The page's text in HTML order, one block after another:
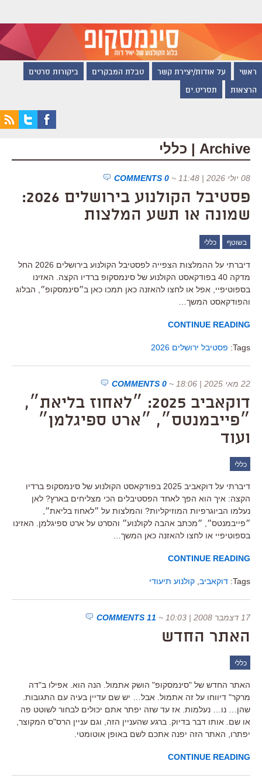
ראשי על אודות/יצירת קשר טבלת המבקרים ביקורות סרטים
הרצאות תסריט.ים
Archive | כללי
08 יולי 2026 | 11:48 ~
0 COMMENTS
פסטיבל הקולנוע בירושלים 2026:
שמונה או תשע המלצות
בשוטף כללי
דיברתי על ההמלצות הצפייה לפסטיבל הקולנוע בירושלים 2026 החל
מדקה 40 בפודקאסט הקולנוע של סינמסקופ ברדיו הקצה. האזינו
בספוטיפיי, אפל או לחצו להאזנה כאן תמכו כאן ב״סינמסקופ״, הבלוג
והפודקאסט המשך…
CONTINUE READING
Tags: פסטיבל ירושלים 2026
22 מאי 2025 | 18:06 ~
0 COMMENTS
דוקאביב 2025: ״לאחוז בליאת״,
״פייבמנטס״, ״ארט ספיגלמן״
ועוד
כללי
דיברתי על דוקאביב 2025 בפודקאסט הקולנוע של סינמסקופ ברדיו
הקצה: איך הוא הפך לאחד הפסטיבלים הכי מצליחים בארץ? לאן
נעלמו הביוגרפיות המוזיקליות? והמלצות על ״לאחוז בליאת״,
״פייבמנטס״, ״מכתב אהבה לקולנוע״ והסרט על ארט ספיגלמן. האזינו
בספוטיפיי או לחצו להאזנה כאן המשך…
CONTINUE READING
Tags: דוקאביב קולנוע תיעודי
17 דצמבר 2008 | 10:03 ~
11 COMMENTS
האתר החדש
כללי
האתר החדש של "סינמסקופ" הושק אתמול. הנה הוא. אפילו ב"דה
מרקר" דיווחו על זה אתמול. אבל… יש שם עדיין בעיה עם התגובות.
שהן… נו… נעלמות. אז עד שזה יפתר אתם יכולים לבחור לשוטט פה
או שם. אותו דבר בדיוק. ברגע שהעניין הזה, וגם עניין הרס"ס המקוצר,
יפתרו, האתר הזה יפנה אתכם לשם באופן אוטומטי.
CONTINUE READING